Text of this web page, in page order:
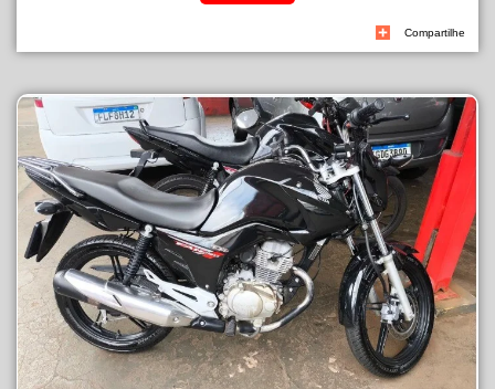
Compartilhe